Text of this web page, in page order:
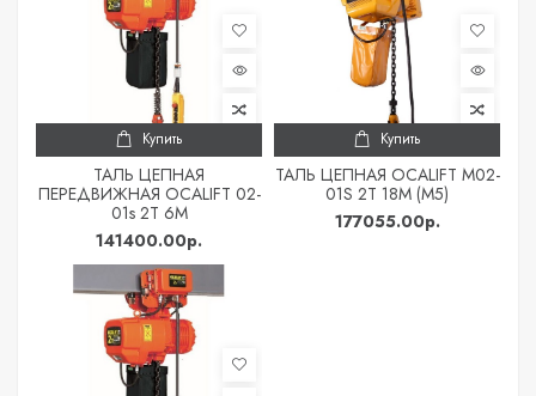
Купить
ТАЛЬ ЦЕПНАЯ
ПЕРЕДВИЖНАЯ OCALIFT 02-
01s 2Т 6М
141400.00р.
Купить
ТАЛЬ ЦЕПНАЯ OCALIFT M02-
01S 2Т 18М (М5)
177055.00р.